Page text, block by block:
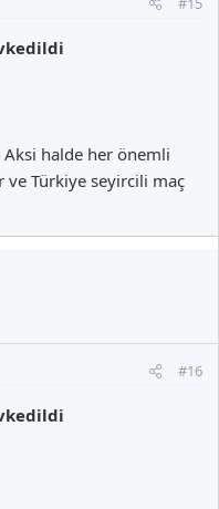
Aksi halde her önemli
ve Türkiye seyircili maç
#16